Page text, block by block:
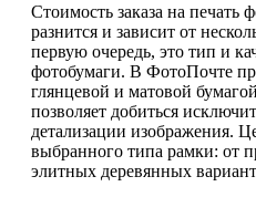
Стоимость заказа на печать
разнится и зависит от
первую очередь, это тип и
фотобумаги. В ФотоПочте
глянцевой и матовой
позволяет добиться
детализации изображения.
выбранного типа рамки: от
элитных деревянных